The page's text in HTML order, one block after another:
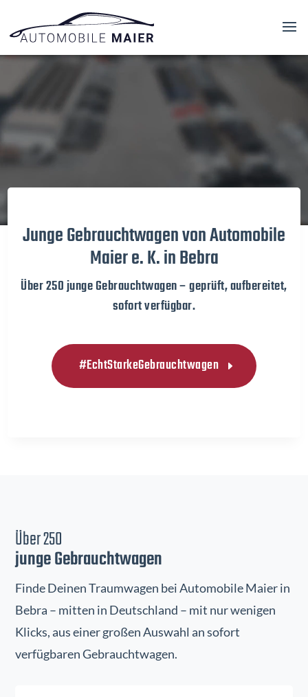
Player
Junge Gebrauchtwagen von Automobile
Maier e. K. in Bebra
Über 250 junge Gebrauchtwagen – geprüft, aufbereitet,
sofort verfügbar.
#EchtStarkeGebrauchtwagen
Über 250
junge Gebrauchtwagen
Finde Deinen Traumwagen bei Automobile Maier in
Bebra – mitten in Deutschland – mit nur wenigen
Klicks, aus einer großen Auswahl an sofort
verfügbaren Gebrauchtwagen.